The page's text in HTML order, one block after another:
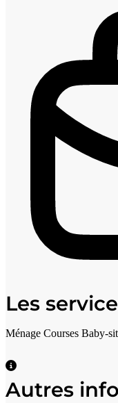
Les
Ménage Courses Baby-
Autres